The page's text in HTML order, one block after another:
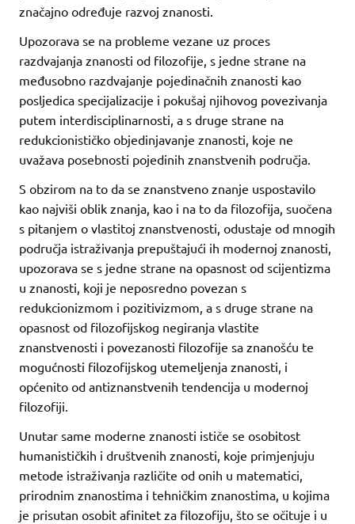
značajno određuje razvoj znanosti.
Upozorava se na probleme vezane uz proces
razdvajanja znanosti od filozofije, s jedne strane na
međusobno razdvajanje pojedinačnih znanosti kao
posljedica specijalizacije i pokušaj njihovog povezivanja
putem interdisciplinarnosti, a s druge strane na
redukcionističko objedinjavanje znanosti, koje ne
uvažava posebnosti pojedinih znanstvenih područja.
S obzirom na to da se znanstveno znanje uspostavilo
kao najviši oblik znanja, kao i na to da filozofija, suočena
s pitanjem o vlastitoj znanstvenosti, odustaje od mnogih
područja istraživanja prepuštajući ih modernoj znanosti,
upozorava se s jedne strane na opasnost od scijentizma
u znanosti, koji je neposredno povezan s
redukcionizmom i pozitivizmom, a s druge strane na
opasnost od filozofijskog negiranja vlastite
znanstvenosti i povezanosti filozofije sa znanošću te
mogućnosti filozofijskog utemeljenja znanosti, i
općenito od antiznanstvenih tendencija u modernoj
filozofiji.
Unutar same moderne znanosti ističe se osobitost
humanističkih i društvenih znanosti, koje primjenjuju
metode istraživanja različite od onih u matematici,
prirodnim znanostima i tehničkim znanostima, u kojima
je prisutan osobit afinitet za filozofiju, što se očituje i u